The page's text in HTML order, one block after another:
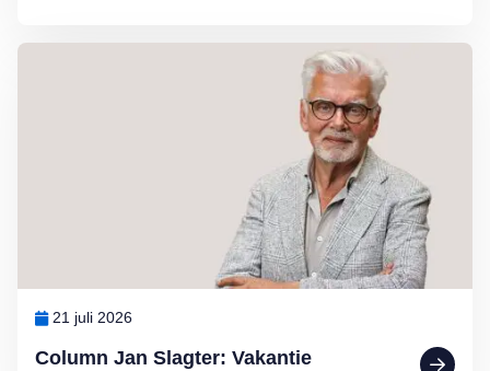
Column Jan Slagter: Vakantie
21 juli 2026
Lees meer over Column Jan Slagter: Vakantie